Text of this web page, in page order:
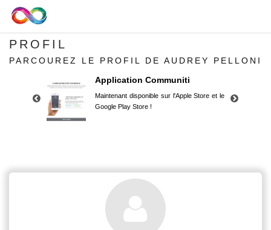
PROFIL
PARCOUREZ LE PROFIL DE AUDREY PELLONI
Application Communiti
Maintenant disponible sur l'Apple Store et le
Google Play Store !
Google Play Store !